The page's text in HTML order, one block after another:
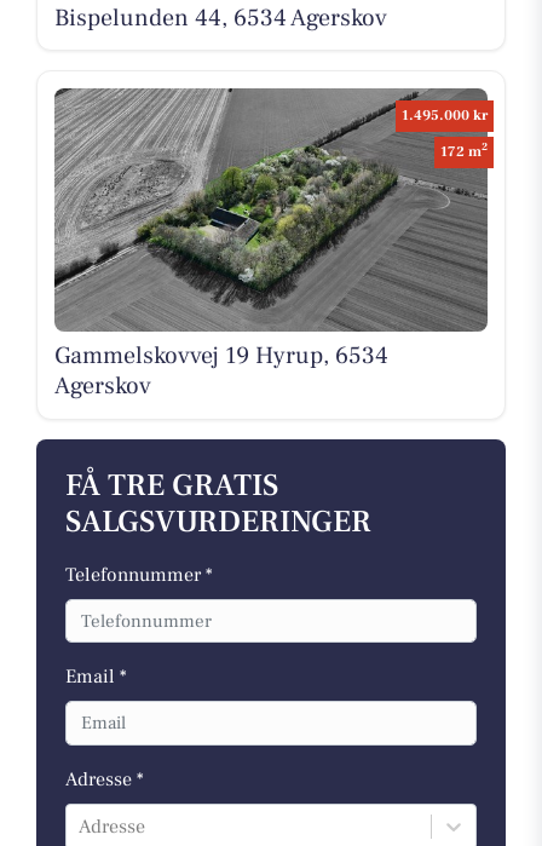
Bispelunden 44, 6534 Agerskov
1.495.000 kr
172 m2
Gammelskovvej 19 Hyrup, 6534
Agerskov
FÅ TRE GRATIS
SALGSVURDERINGER
Telefonnummer *
Email *
Adresse *
Adresse